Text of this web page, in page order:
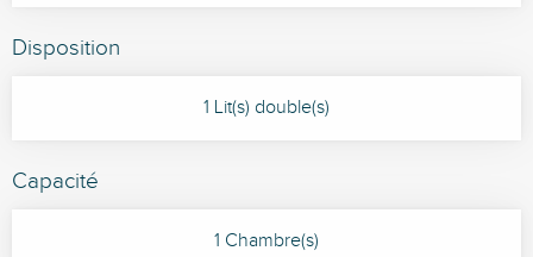
Disposition
1 Lit(s) double(s)
Capacité
1 Chambre(s)